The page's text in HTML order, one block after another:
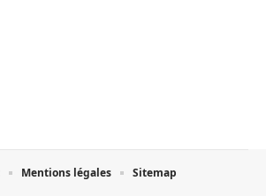
Mentions légales Sitemap